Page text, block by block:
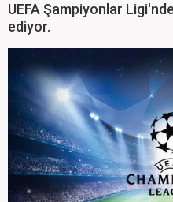
UEFA Şampiyonlar
ediyor.